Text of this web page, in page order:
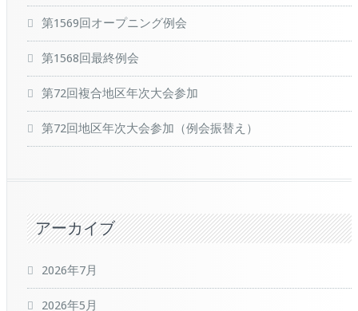
第1569回オープニング例会
第1568回最終例会
第72回複合地区年次大会参加
第72回地区年次大会参加（例会振替え）
アーカイブ
2026年7月
2026年5月